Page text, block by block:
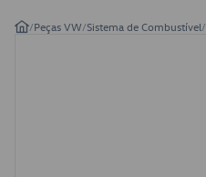
/Peças VW/Sistema de Combustível/